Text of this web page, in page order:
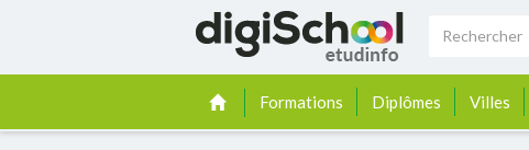
Formations Diplômes Villes